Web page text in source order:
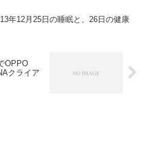
年12月25日の睡眠と、26日の健康
OPPO
クライア